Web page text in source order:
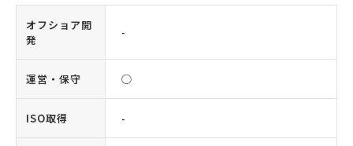
オフショア開
発
-
運営・保守 ◯
ISO取得 -